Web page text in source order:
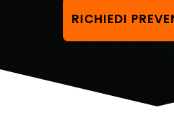
RICHIEDI